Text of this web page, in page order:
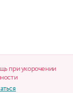
при укорочении